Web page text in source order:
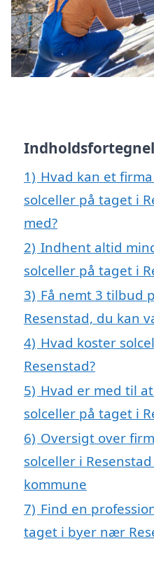
1) Hvad kan et
solceller på taget i
med?
2) Indhent altid
solceller på taget i
3) Få nemt 3 tilbud
Resenstad, du kan
4) Hvad koster
Resenstad?
5) Hvad er med til
solceller på taget i
6) Oversigt over
solceller i
kommune
7) Find en
taget i byer nær